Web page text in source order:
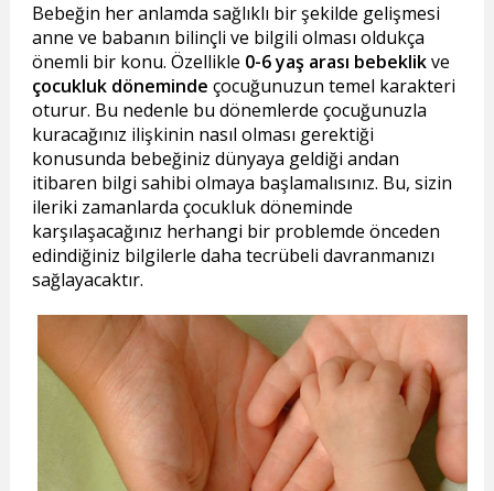
Bebeğin her anlamda sağlıklı bir şekilde gelişmesi
anne ve babanın bilinçli ve bilgili olması oldukça
önemli bir konu. Özellikle 0-6 yaş arası bebeklikve
çocukluk döneminde çocuğunuzun temel karakteri
oturur. Bu nedenle bu dönemlerde çocuğunuzla
kuracağınız ilişkinin nasıl olması gerektiği
konusunda bebeğiniz dünyaya geldiği andan
itibaren bilgi sahibi olmaya başlamalısınız. Bu, sizin
ileriki zamanlarda çocukluk döneminde
karşılaşacağınız herhangi bir problemde önceden
edindiğiniz bilgilerle daha tecrübeli davranmanızı
sağlayacaktır.